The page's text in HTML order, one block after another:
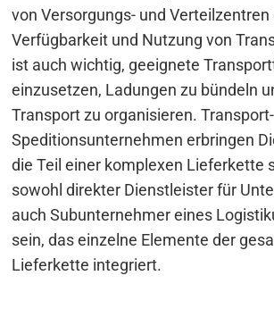
von Versorgungs- und Verteilzentren
Verfügbarkeit und Nutzung von
ist auch wichtig, geeignete
einzusetzen, Ladungen zu bündeln
Transport zu organisieren.
Speditionsunternehmen erbringen
die Teil einer komplexen Lieferkette
sowohl direkter Dienstleister für
auch Subunternehmer eines
sein, das einzelne Elemente der
Lieferkette integriert.